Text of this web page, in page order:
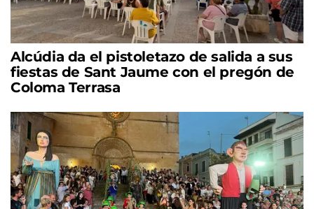
Alcúdia da el pistoletazo de salida a sus
fiestas de Sant Jaume con el pregón de
Coloma Terrasa